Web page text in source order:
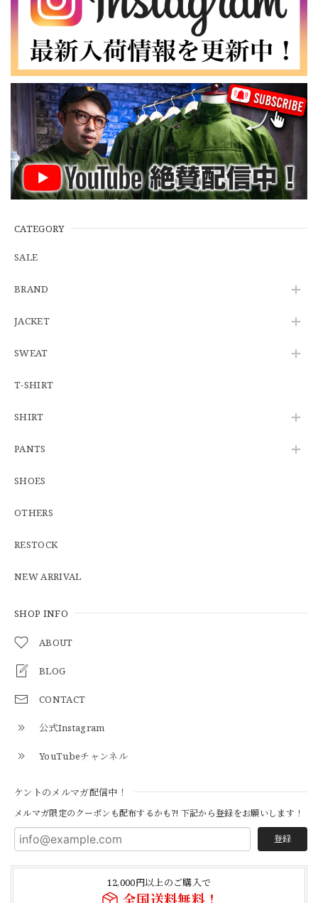
CATEGORY
SALE
BRAND
JACKET
SWEAT
T-SHIRT
SHIRT
PANTS
SHOES
OTHERS
RESTOCK
NEW ARRIVAL
SHOP INFO
ABOUT
BLOG
CONTACT
公式Instagram
YouTubeチャンネル
ケントのメルマガ配信中！
メルマガ限定のクーポンも配布するかも?! 下記から登録をお願いします！
登録
12,000円以上のご購入で
全国送料無料！
2026/06/29
【Additive and Line】Wallet Chain Nickel Silver WCH-005 新品 ウォレットチェーン 小判型 ニッケルシルバー 約40cm
2026/06/27
【Cooperstown Ball Cap】Made in USA Baseball Cap "1938 HOLLYWOOD STARS" 新品 クーパーズタウンボールキャップ ハリウッドスターズ 6パネル
とても早く対応頂きありがとうございました。
2026/04/21
NAVY
2026/04/21
【USED】Canadian Army IECS Fleece Pants 実物 カナダ軍 フリースパンツ ユーズド
⑥サイズ
2026/04/17